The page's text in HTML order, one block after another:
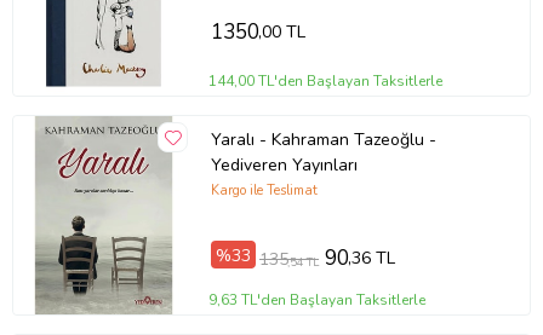
1350,00 TL
144,00 TL'den Başlayan Taksitlerle
Yaralı - Kahraman Tazeoğlu -
Yediveren Yayınları
Kargo ile Teslimat
%33 135,54 TL 90,36 TL
9,63 TL'den Başlayan Taksitlerle